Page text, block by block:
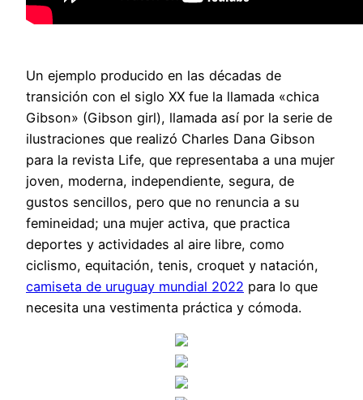
Un ejemplo producido en las décadas de
transición con el siglo XX fue la llamada «chica
Gibson» (Gibson girl), llamada así por la serie de
ilustraciones que realizó Charles Dana Gibson
para la revista Life, que representaba a una mujer
joven, moderna, independiente, segura, de
gustos sencillos, pero que no renuncia a su
femineidad; una mujer activa, que practica
deportes y actividades al aire libre, como
ciclismo, equitación, tenis, croquet y natación,
camiseta de uruguay mundial 2022 para lo que
necesita una vestimenta práctica y cómoda.